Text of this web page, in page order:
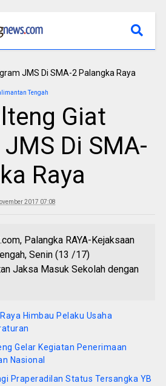
Tengah
Giat
Di SMA-
Raya
2017 07:08
Palangka RAYA-Kejaksaan
Senin (13 /17)
Jaksa Masuk Sekolah dengan
Himbau Pelaku Usaha
Gelar Kegiatan Penerimaan
Nasional
Praperadilan Status Tersangka YB